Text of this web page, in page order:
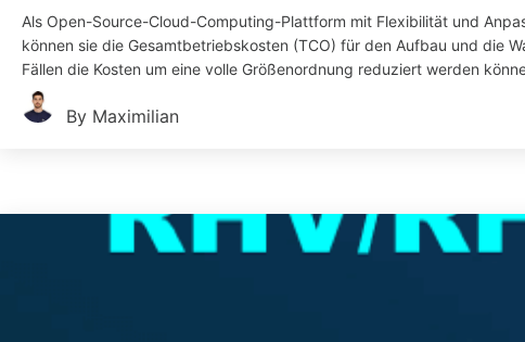
Als Open-Source-Cloud-Computing-Plattform mit Flexibilität und
können sie die Gesamtbetriebskosten (TCO) für den Aufbau und die
Fällen die Kosten um eine volle Größenordnung reduziert werden
By Maximilian